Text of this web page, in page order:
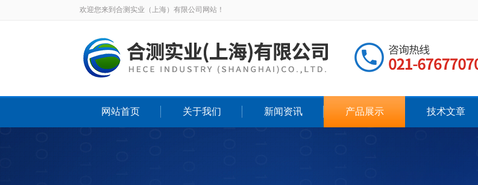
欢迎您来到合测实业（上海）有限公司网站！
网站首页 关于我们 新闻资讯 产品展示 技术文章